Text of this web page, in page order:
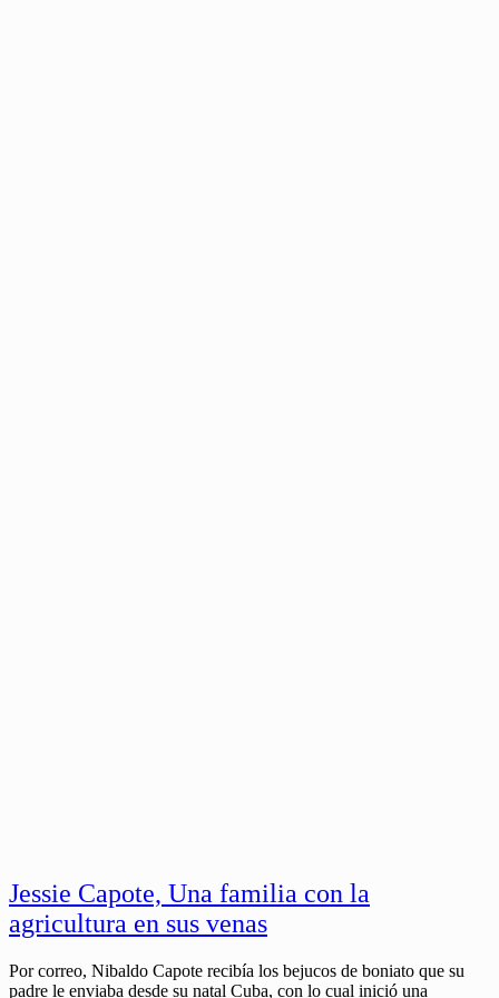
Jessie Capote, Una familia con la
agricultura en sus venas
Por correo, Nibaldo Capote recibía los bejucos de boniato que su
padre le enviaba desde su natal Cuba, con lo cual inició una